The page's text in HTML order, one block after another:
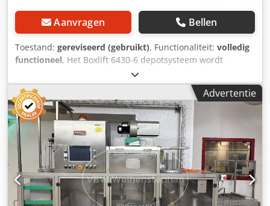
Aanvragen Bellen
Toestand: gereviseerd (gebruikt), Functionaliteit: volledig
functioneel, Het Boxlift 6430-6 depotsysteem wordt
verkocht met een nieuwe Siemens SIMATIC HMI-controller.
Hier zijn enkele belangrijke specificaties: L: 1600 mm B:
850 mm H: 2100 mm - Basisframe van aluminium profielen
met 6 sleuven voor kartonnen dozen of polyboxen - RVS
vloerpanelen Dodpfswqpwmox Af Uock -
Onderdelentransportgoten - Festo pneumatiek
geïnstalleerd
Advertentie